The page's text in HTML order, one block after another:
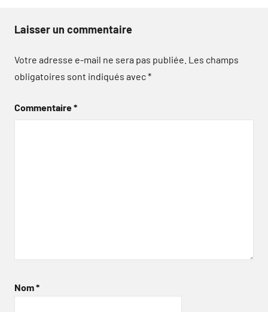
Laisser un commentaire
Votre adresse e-mail ne sera pas publiée. Les champs
obligatoires sont indiqués avec*
Commentaire*
Nom*